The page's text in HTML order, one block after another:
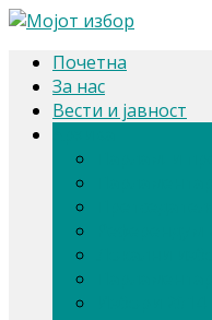
Почетна
За нас
Вести и јавност